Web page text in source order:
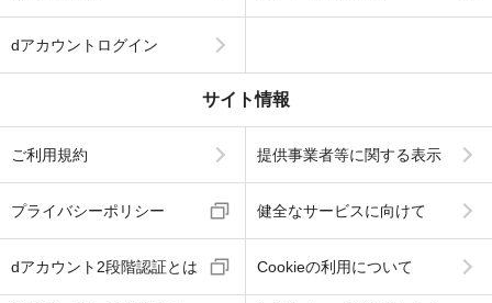
dアカウントログイン
サイト情報
ご利用規約 提供事業者等に関する表示
プライバシーポリシー 健全なサービスに向けて
dアカウント2段階認証とは Cookieの利用について